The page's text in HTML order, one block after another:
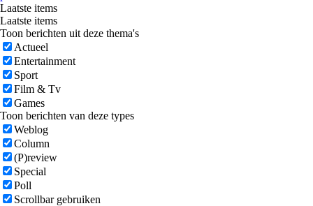
Laatste items
Laatste items
Toon berichten uit deze thema's
Actueel
Entertainment
Sport
Film & Tv
Games
Toon berichten van deze types
Weblog
Column
(P)review
Special
Poll
Scrollbar gebruiken